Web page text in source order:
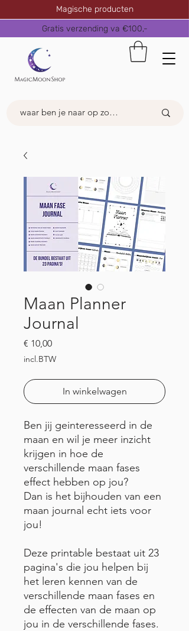
Magische producten
Gratis verzending va €100,-
Maan Planner
Journal
€ 10,00Prijs
incl.BTW
In winkelwagen
Ben jij geinteresseerd in de
maan en wil je meer inzicht
krijgen in hoe de
verschillende maan fases
effect hebben op jou?
Dan is het bijhouden van een
maan journal echt iets voor
jou!
Deze printable bestaat uit 23
pagina's die jou helpen bij
het leren kennen van de
verschillende maan fases en
de effecten van de maan op
jou in de verschillende fases.